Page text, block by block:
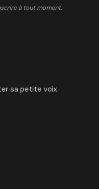
à tout moment.
sa petite voix.